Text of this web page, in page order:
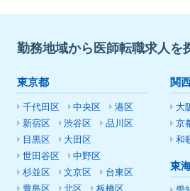
勤務地域から医師転職求人を
東京都
千代田区 中央区
港区
新宿区
渋谷区
品川区
目黒区
大田区
世田谷区
中野区
杉並区
文京区
台東区
豊島区
北区
板橋区
関西
大
京
和
東